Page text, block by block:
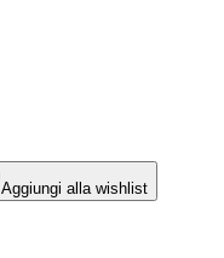
Aggiungi alla wishlist